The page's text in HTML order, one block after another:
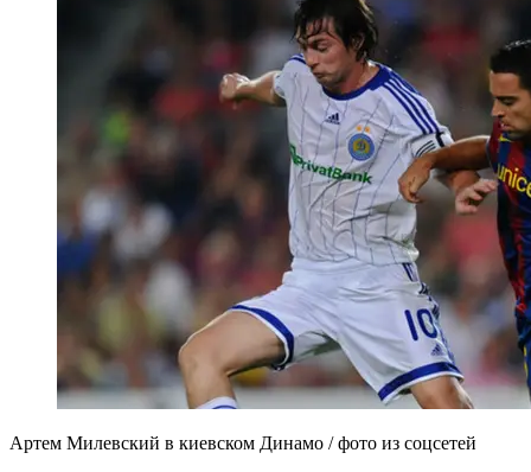
Артем Милевский в киевском Динамо / фото из соцсетей